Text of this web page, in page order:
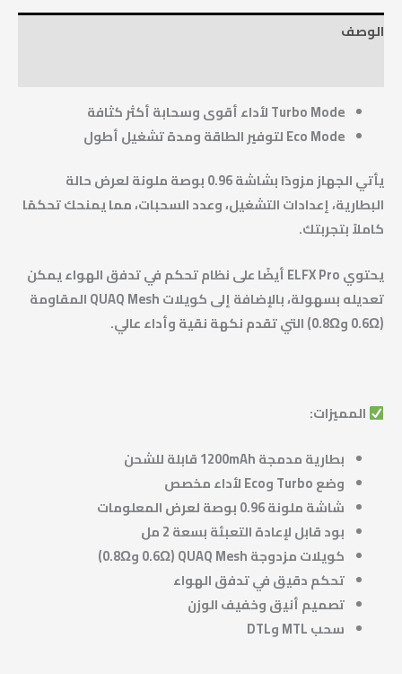
الوصف
Turbo Mode لأداء أقوى وسحابة أكثر كثافة
Eco Mode لتوفير الطاقة ومدة تشغيل أطول
يأتي الجهاز مزودًا بشاشة 0.96 بوصة ملونة لعرض حالة
البطارية، إعدادات التشغيل، وعدد السحبات، مما يمنحك تحكمًا
كاملاً بتجربتك.
يحتوي ELFX Pro أيضًا على نظام تحكم في تدفق الهواء يمكن
تعديله بسهولة، بالإضافة إلى كويلات QUAQ Mesh المقاومة
(0.6Ω و0.8Ω) التي تقدم نكهة نقية وأداء عالي.
المميزات:
بطارية مدمجة 1200mAh قابلة للشحن
وضع Turbo وEco لأداء مخصص
شاشة ملونة 0.96 بوصة لعرض المعلومات
بود قابل لإعادة التعبئة بسعة 2 مل
كويلات مزدوجة QUAQ Mesh (0.6Ω و0.8Ω)
تحكم دقيق في تدفق الهواء
تصميم أنيق وخفيف الوزن
سحب MTL وDTL